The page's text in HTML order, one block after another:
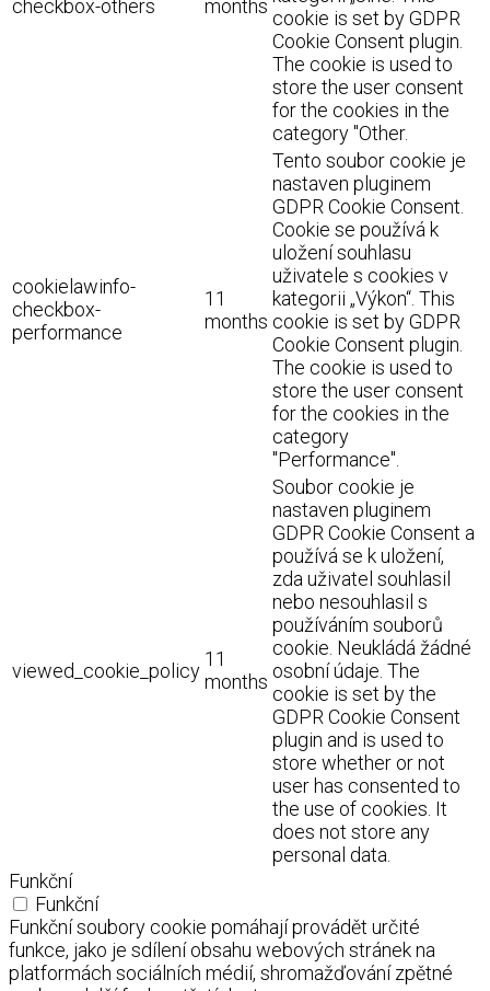
checkbox-others
months
cookie is set by GDPR
Cookie Consent plugin.
The cookie is used to
store the user consent
for the cookies in the
category "Other.
cookielawinfo-
checkbox-
performance
11
months
Tento soubor cookie je
nastaven pluginem
GDPR Cookie Consent.
Cookie se používá k
uložení souhlasu
uživatele s cookies v
kategorii „Výkon“. This
cookie is set by GDPR
Cookie Consent plugin.
The cookie is used to
store the user consent
for the cookies in the
category
"Performance".
viewed_cookie_policy
11
months
Soubor cookie je
nastaven pluginem
GDPR Cookie Consent a
používá se k uložení,
zda uživatel souhlasil
nebo nesouhlasil s
používáním souborů
cookie. Neukládá žádné
osobní údaje. The
cookie is set by the
GDPR Cookie Consent
plugin and is used to
store whether or not
user has consented to
the use of cookies. It
does not store any
personal data.
Funkční
Funkční
Funkční soubory cookie pomáhají provádět určité
funkce, jako je sdílení obsahu webových stránek na
platformách sociálních médií, shromažďování zpětné